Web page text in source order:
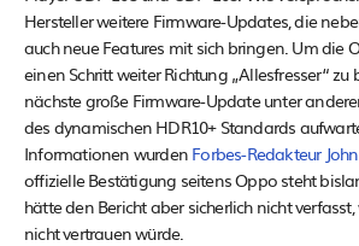
Hersteller weitere Firmware-Updates, die
auch neue Features mit sich bringen. Um die
einen Schritt weiter Richtung „Allesfresser“ zu
nächste große Firmware-Update unter
des dynamischen HDR10+ Standards
Informationen wurden Forbes-Redakteur
offizielle Bestätigung seitens Oppo steht
hätte den Bericht aber sicherlich nicht
nicht vertrauen würde.